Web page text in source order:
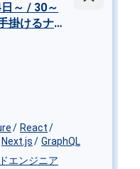
～ / 30～
掛けるナ
React
Next.js
GraphQL
エンジニア